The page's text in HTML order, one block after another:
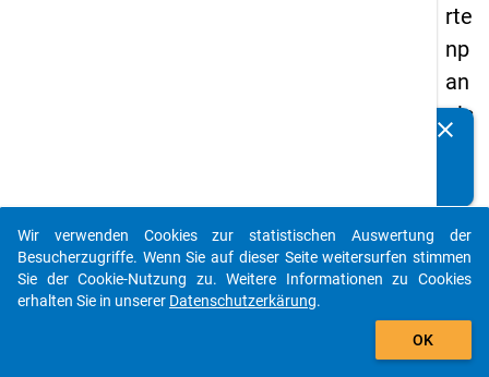
rte
np
an
els
-
zw
eit
clear
auto_stories
add_shopping_cart
Wir verwenden Cookies zur statistischen Auswertung der
Besucherzugriffe. Wenn Sie auf dieser Seite weitersurfen stimmen
Sie der Cookie-Nutzung zu. Weitere Informationen zu Cookies
erhalten Sie in unserer Datenschutzerkärung.
OK